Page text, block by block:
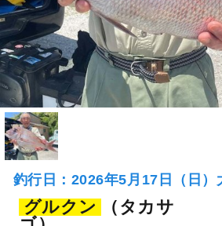
釣行日：2026年5月17日（日）
グルクン
（タカサ